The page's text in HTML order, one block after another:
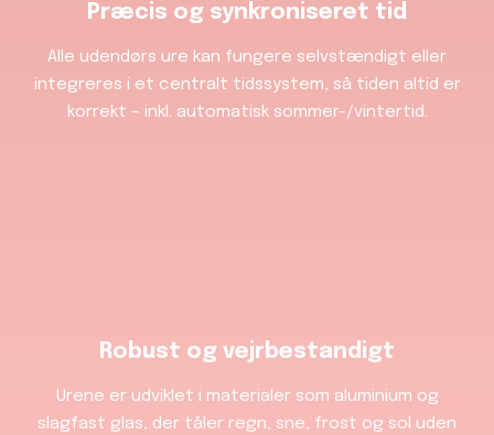
Præcis og synkroniseret tid
Alle udendørs ure kan fungere selvstændigt eller
integreres i et centralt tidssystem, så tiden altid er
korrekt – inkl. automatisk sommer-/vintertid.
Robust og vejrbestandigt
Urene er udviklet i materialer som aluminium og
slagfast glas, der tåler regn, sne, frost og sol uden